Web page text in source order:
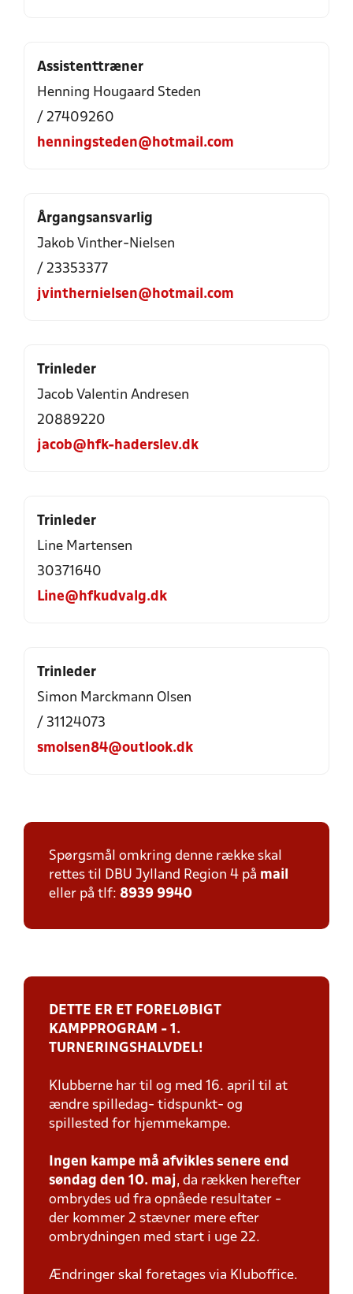
Assistenttræner
Henning Hougaard Steden
/ 27409260
henningsteden@hotmail.com
Årgangsansvarlig
Jakob Vinther-Nielsen
/ 23353377
jvinthernielsen@hotmail.com
Trinleder
Jacob Valentin Andresen
20889220
jacob@hfk-haderslev.dk
Trinleder
Line Martensen
30371640
Line@hfkudvalg.dk
Trinleder
Simon Marckmann Olsen
/ 31124073
smolsen84@outlook.dk
Spørgsmål omkring denne række skal
rettes til DBU Jylland Region 4 på mail
eller på tlf: 8939 9940
DETTE ER ET FORELØBIGT
KAMPPROGRAM - 1.
TURNERINGSHALVDEL!
Klubberne har til og med 16. april til at
ændre spilledag- tidspunkt- og
spillested for hjemmekampe.
Ingen kampe må afvikles senere end
søndag den 10. maj, da rækken herefter
ombrydes ud fra opnåede resultater -
der kommer 2 stævner mere efter
ombrydningen med start i uge 22.
Ændringer skal foretages via Kluboffice.